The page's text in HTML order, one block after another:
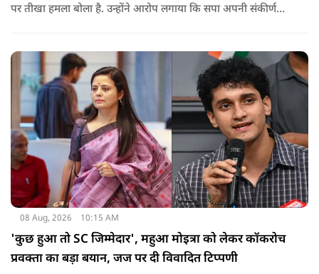
पर तीखा हमला बोला है. उन्होंने आरोप लगाया कि सपा अपनी संकीर्ण
08 Aug, 2026 10:15 AM
'कुछ हुआ तो SC जिम्मेदार', महुआ मोइत्रा को लेकर कॉकरोच
प्रवक्ता का बड़ा बयान, जज पर दी विवादित टिप्पणी